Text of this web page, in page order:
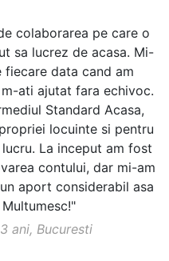
colaborarea pe care o
sa lucrez de acasa. Mi-
data cand am
ati ajutat fara echivoc.
Standard Acasa,
locuinte si pentru
La inceput am fost
contului, dar mi-am
aport considerabil asa
ani, Bucuresti